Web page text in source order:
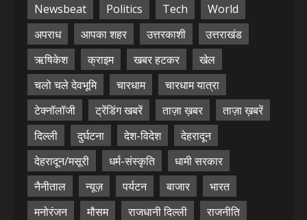
Newsbeat
Politics Tech
World
अपराध
आपका शहर उत्तरकाशी
उत्तराखंड
ऋषिकेश
क्राइम खबर हटकर
खेल
चलो चले देवभूमि
चारधाम
चारधाम यात्रा
टेक्नॉलॉजी
ट्रेंडिंग खबरें ताज़ा ख़बर
ताज़ा ख़बरें
दिल्ली
दुर्घटना देश-विदेश
देहरादून
देहरादून/मसूरी
धर्म-संस्कृति
धामी सरकार
नैनीताल
न्यूज़ पर्यटन बाजार
भारत
मनोरंजन
मौसम राजधानी दिल्ली
राजनीति